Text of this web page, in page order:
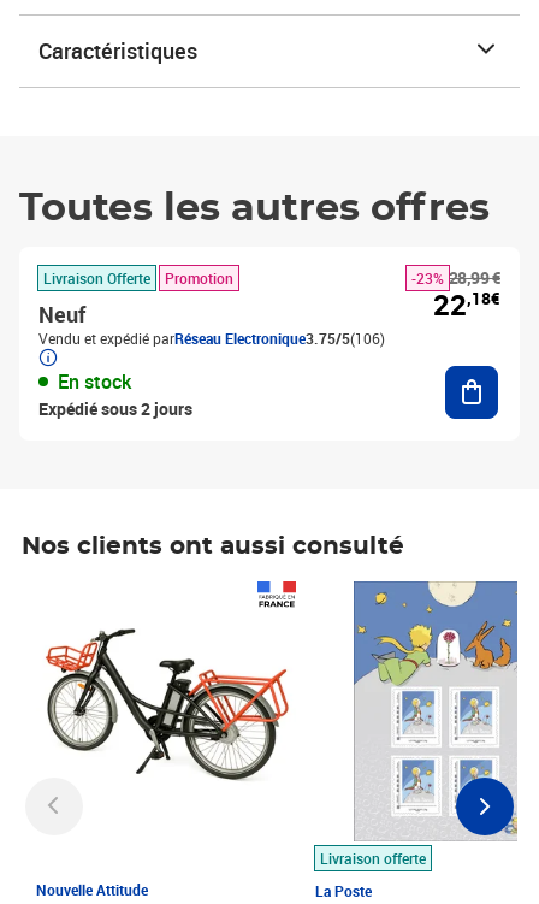
Caractéristiques
Toutes les autres offres
Livraison Offerte Promotion
Neuf
Vendu et expédié parRéseau Electronique3.75/5(106)
En stock
Expédié sous 2 jours
28,99 €
-23%
22,18€
Nos clients ont aussi consulté
Nouvelle Attitude
Livraison offerte
La Poste
Prix 7,50€